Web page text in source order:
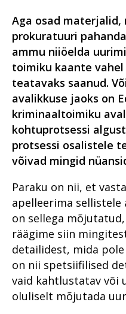
Aga osad
prokuratuuri
ammu niiöelda
toimiku kaante
teatavaks saanud.
avalikkuse jaoks on
kriminaaltoimiku
kohtuprotsessi
protsessi osalistele
võivad mingid
Paraku on nii, et
apelleerima sellistele
on sellega
räägime siin
detailidest, mida
on nii spetsiifilised
vaid kahtlustatav või
oluliselt mõjutada